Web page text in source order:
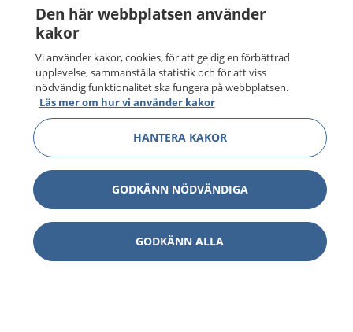
Den här webbplatsen använder
kakor
Vi använder kakor, cookies, för att ge dig en förbättrad
upplevelse, sammanställa statistik och för att viss
nödvändig funktionalitet ska fungera på webbplatsen.
Läs mer om hur vi använder kakor
HANTERA KAKOR
GODKÄNN NÖDVÄNDIGA
GODKÄNN ALLA